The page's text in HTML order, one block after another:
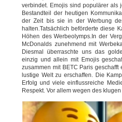
verbindet. Emojis sind populärer als
Bestandteil der heutigen
der Zeit bis sie in der Werbung
halten.Tatsächlich beförderte diese
Höhen des Werbeolymps.In der
McDonalds zunehmend mit
Diesmal überraschte uns das
einzig und allein mit Emojis
zusammen mit BETC Paris
lustige Welt zu erschaffen. Die
Erfolg und viele einflussreiche
Respekt. Vor allem wegen des